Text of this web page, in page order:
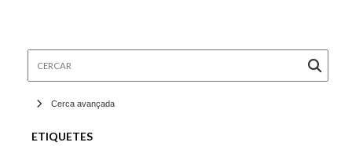
Cerca avançada
ETIQUETES